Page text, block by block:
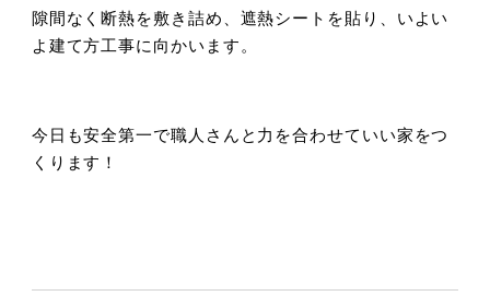
隙間なく断熱を敷き詰め、遮熱シートを貼り、いよい
よ建て方工事に向かいます。
今日も安全第一で職人さんと力を合わせていい家をつ
くります！